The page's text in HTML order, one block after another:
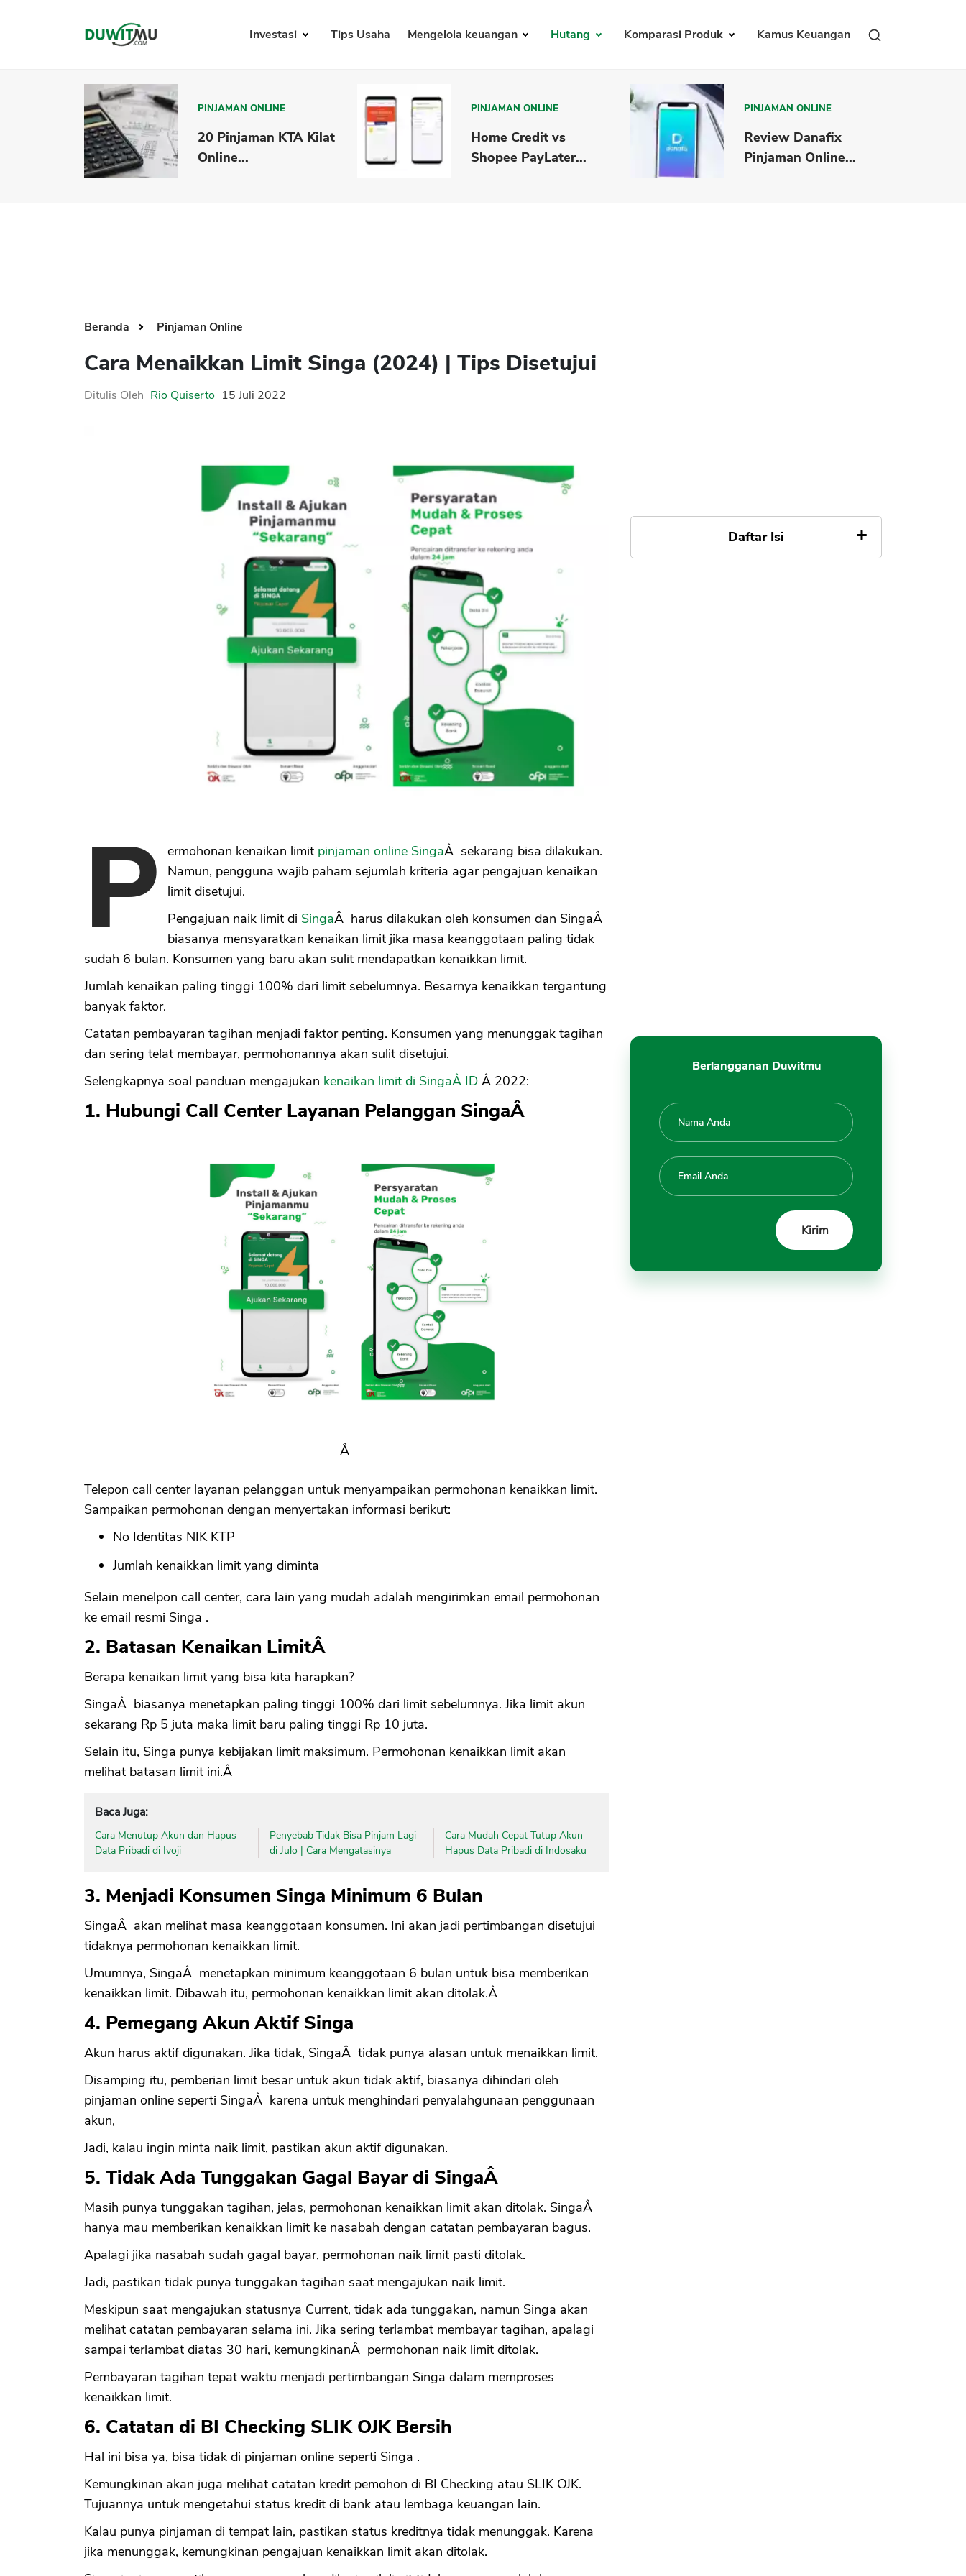
Investasi Tips Usaha Mengelola keuangan Hutang Komparasi Produk Kamus Keuangan
PINJAMAN ONLINE
20 Pinjaman KTA Kilat
Online...
PINJAMAN ONLINE
Home Credit vs
Shopee PayLater...
PINJAMAN ONLINE
Review Danafix
Pinjaman Online...
Beranda Pinjaman Online
Cara Menaikkan Limit Singa (2024) | Tips Disetujui
Ditulis Oleh Rio Quiserto 15 Juli 2022
P ermohonan kenaikan limit pinjaman online SingaÂ sekarang bisa dilakukan.
Namun, pengguna wajib paham sejumlah kriteria agar pengajuan kenaikan
limit disetujui.
Pengajuan naik limit di SingaÂ harus dilakukan oleh konsumen dan SingaÂ
biasanya mensyaratkan kenaikan limit jika masa keanggotaan paling tidak
sudah 6 bulan. Konsumen yang baru akan sulit mendapatkan kenaikkan limit.
Jumlah kenaikan paling tinggi 100% dari limit sebelumnya. Besarnya kenaikkan tergantung
banyak faktor.
Catatan pembayaran tagihan menjadi faktor penting. Konsumen yang menunggak tagihan
dan sering telat membayar, permohonannya akan sulit disetujui.
Selengkapnya soal panduan mengajukan kenaikan limit di SingaÂ ID Â 2022:
1. Hubungi Call Center Layanan Pelanggan SingaÂ
Â
Telepon call center layanan pelanggan untuk menyampaikan permohonan kenaikkan limit.
Sampaikan permohonan dengan menyertakan informasi berikut:
No Identitas NIK KTP
Jumlah kenaikkan limit yang diminta
Selain menelpon call center, cara lain yang mudah adalah mengirimkan email permohonan
ke email resmi Singa .
2. Batasan Kenaikan LimitÂ
Berapa kenaikan limit yang bisa kita harapkan?
SingaÂ biasanya menetapkan paling tinggi 100% dari limit sebelumnya. Jika limit akun
sekarang Rp 5 juta maka limit baru paling tinggi Rp 10 juta.
Selain itu, Singa punya kebijakan limit maksimum. Permohonan kenaikkan limit akan
melihat batasan limit ini.Â
Baca Juga:
Cara Menutup Akun dan Hapus
Data Pribadi di Ivoji
Penyebab Tidak Bisa Pinjam Lagi
di Julo | Cara Mengatasinya
Cara Mudah Cepat Tutup Akun
Hapus Data Pribadi di Indosaku
3. Menjadi Konsumen Singa Minimum 6 Bulan
SingaÂ akan melihat masa keanggotaan konsumen. Ini akan jadi pertimbangan disetujui
tidaknya permohonan kenaikkan limit.
Umumnya, SingaÂ menetapkan minimum keanggotaan 6 bulan untuk bisa memberikan
kenaikkan limit. Dibawah itu, permohonan kenaikkan limit akan ditolak.Â
4. Pemegang Akun Aktif Singa
Akun harus aktif digunakan. Jika tidak, SingaÂ tidak punya alasan untuk menaikkan limit.
Disamping itu, pemberian limit besar untuk akun tidak aktif, biasanya dihindari oleh
pinjaman online seperti SingaÂ karena untuk menghindari penyalahgunaan penggunaan
akun,
Jadi, kalau ingin minta naik limit, pastikan akun aktif digunakan.
5. Tidak Ada Tunggakan Gagal Bayar di SingaÂ
Masih punya tunggakan tagihan, jelas, permohonan kenaikkan limit akan ditolak. SingaÂ
hanya mau memberikan kenaikkan limit ke nasabah dengan catatan pembayaran bagus.
Apalagi jika nasabah sudah gagal bayar, permohonan naik limit pasti ditolak.
Jadi, pastikan tidak punya tunggakan tagihan saat mengajukan naik limit.
Meskipun saat mengajukan statusnya Current, tidak ada tunggakan, namun Singa akan
melihat catatan pembayaran selama ini. Jika sering terlambat membayar tagihan, apalagi
sampai terlambat diatas 30 hari, kemungkinanÂ permohonan naik limit ditolak.
Pembayaran tagihan tepat waktu menjadi pertimbangan Singa dalam memproses
kenaikkan limit.
6. Catatan di BI Checking SLIK OJK Bersih
Hal ini bisa ya, bisa tidak di pinjaman online seperti Singa .
Kemungkinan akan juga melihat catatan kredit pemohon di BI Checking atau SLIK OJK.
Tujuannya untuk mengetahui status kredit di bank atau lembaga keuangan lain.
Kalau punya pinjaman di tempat lain, pastikan status kreditnya tidak menunggak. Karena
jika menunggak, kemungkinan pengajuan kenaikkan limit akan ditolak.
Daftar Isi
Berlangganan Duwitmu